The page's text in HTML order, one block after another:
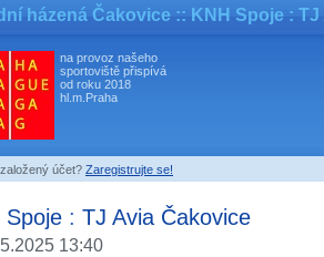
házená Čakovice :: KNH Spoje :
na provoz našeho
sportoviště přispívá
od roku 2018
hl.m.Praha
účet? Zaregistrujte se!
Spoje : TJ Avia Čakovice
13:40